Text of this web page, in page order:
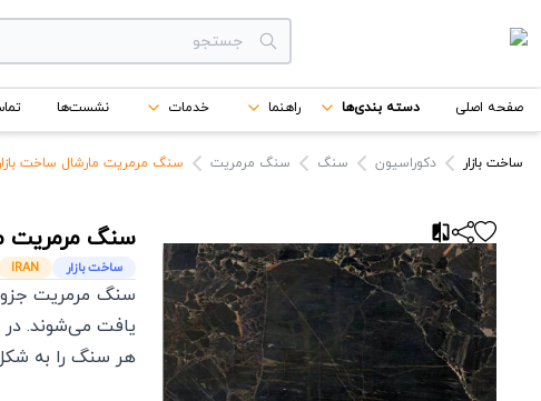
دسته بندی‌ها
برندها
صفحه اصلی دسته بندی‌ها راهنما خدمات نشست‌ها
ساخت بازار دکوراسیون سنگ سنگ مرمریت سنگ مرمریت مارشال ساخت بازار
سنگ مرمریت
ساخت بازار IRAN
سنگ مرمریت
یافت می‌شوند. در
هر سنگ را به